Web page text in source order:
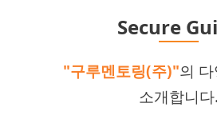
Secure
"구루멘토링(주)"의
소개합니다.